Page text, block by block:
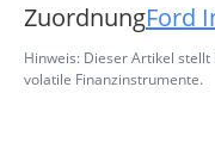
ZuordnungFord
Hinweis: Dieser Artikel
volatile Finanzinstrumente.